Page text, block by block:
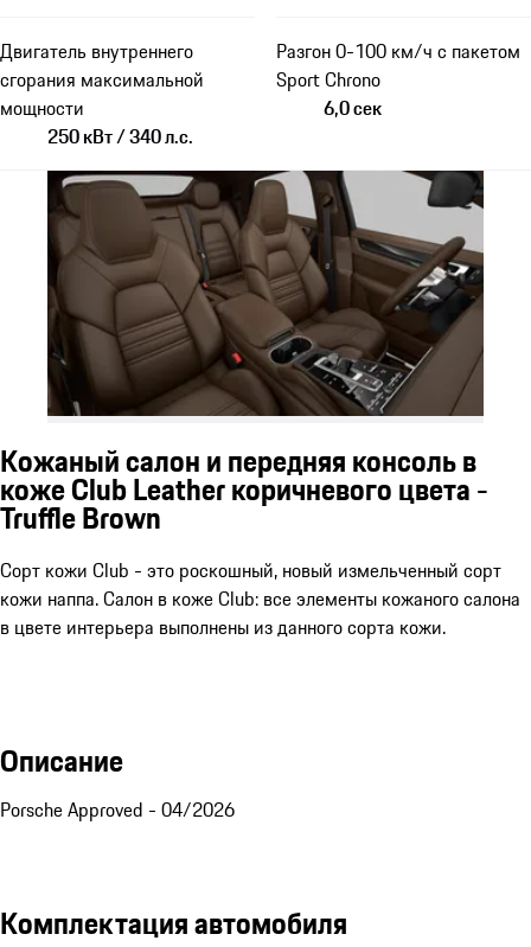
Двигатель внутреннего
сгорания максимальной
мощности
250 кВт / 340 л.с.
Разгон 0-100 км/ч с пакетом
Sport Chrono
6,0 сек
Кожаный салон и передняя консоль в
коже Club Leather коричневого цвета -
Truffle Brown
Сорт кожи Club - это роскошный, новый измельченный сорт
кожи наппа. Салон в коже Club: все элементы кожаного салона
в цвете интерьера выполнены из данного сорта кожи.
Описание
Porsche Approved - 04/2026
Комплектация автомобиля